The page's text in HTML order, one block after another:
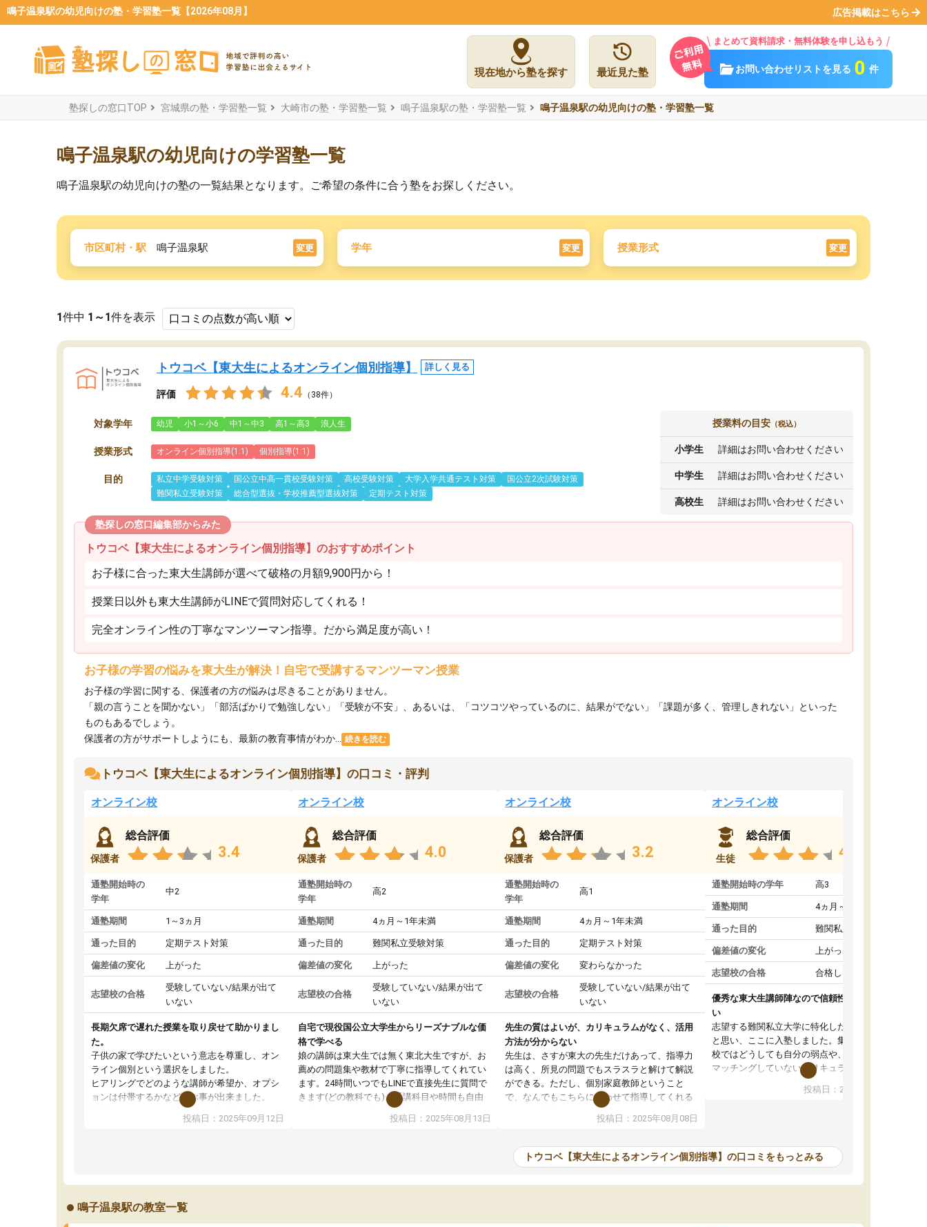
鳴子温泉駅の幼児向けの塾・学習塾一覧【2026年08月】 広告掲載はこちら
現在地から塾を探す 最近見た塾
まとめて資料請求・無料体験を申し込もう
お問い合わせリストを見る 0 件
塾探しの窓口TOP 宮城県の塾・学習塾一覧 大崎市の塾・学習塾一覧 鳴子温泉駅の塾・学習塾一覧 鳴子温泉駅の幼児向けの塾・学習塾一覧
鳴子温泉駅の幼児向けの学習塾一覧
鳴子温泉駅の幼児向けの塾の一覧結果となります。ご希望の条件に合う塾をお探しください。
市区町村・駅 鳴子温泉駅 変更 学年 変更 授業形式 変更
1件中 1～1件を表示
トウコベ【東大生によるオンライン個別指導】 詳しく見る
評価 4.4 （38件）
対象学年 幼児 小1～小6 中1～中3 高1～高3 浪人生
授業形式 オンライン個別指導(1:1) 個別指導(1:1)
目的 私立中学受験対策 国公立中高一貫校受験対策 高校受験対策 大学入学共通テスト対策
国公立2次試験対策
難関私立受験対策
総合型選抜・学校推薦型選抜対策 定期テスト対策
授業料の目安 （税込）
小学生 詳細はお問い合わせください
中学生 詳細はお問い合わせください
高校生 詳細はお問い合わせください
塾探しの窓口編集部からみた
トウコベ【東大生によるオンライン個別指導】のおすすめポイント
お子様に合った東大生講師が選べて破格の月額9,900円から！
授業日以外も東大生講師がLINEで質問対応してくれる！
完全オンライン性の丁寧なマンツーマン指導。だから満足度が高い！
お子様の学習の悩みを東大生が解決！自宅で受講するマンツーマン授業
お子様の学習に関する、保護者の方の悩みは尽きることがありません。
「親の言うことを聞かない」「部活ばかりで勉強しない」「受験が不安」、あるいは、「コツコツやっているのに、結果がでない」「課題が多く、管理しきれない」といった
ものもあるでしょう。
保護者の方がサポートしようにも、最新の教育事情がわか...
続きを読む
トウコベ【東大生によるオンライン個別指導】の口コミ・評判
オンライン校
保護者
総合評価
3.4
通塾開始時の
学年
中2
通塾期間 1～3ヵ月
通った目的 定期テスト対策
偏差値の変化 上がった
志望校の合格
受験していない/結果が出て
いない
長期欠席で遅れた授業を取り戻せて助かりまし
た。
子供の家で学びたいという意志を尊重し、オン
ライン個別という選択をしました。
ヒアリングでどのような講師が希望か、オプシ
ョンは付帯するかなど選ぶ事が出来ました。
講師とのマッチング後講師との初回ミーティン
グを行い、その講師で良いか他の講師を希望す
オンラインツールを使用した単語帳の共有があ
り宿題もそちらで出される形でした。
投稿日：2025年09月12日
オンライン校
保護者
総合評価
4.0
通塾開始時の
学年
高2
通塾期間 4ヵ月～1年未満
通った目的 難関私立受験対策
偏差値の変化 上がった
志望校の合格
受験していない/結果が出て
いない
自宅で現役国公立大学生からリーズナブルな価
格で学べる
娘の講師は東大生では無く東北大生ですが、お
薦めの問題集や教材で丁寧に指導してくれてい
ます。24時間いつでもLINEで直接先生に質問で
きます(どの教科でも)。受講科目や時間も自由
に決めれるので、個人に合った勉強ができると
思います。カリキュラム相談みたいなのがあり
ます。講師も合わなければチェンジできます
投稿日：2025年08月13日
オンライン校
保護者
総合評価
3.2
通塾開始時の
学年
高1
通塾期間 4ヵ月～1年未満
通った目的 定期テスト対策
偏差値の変化 変わらなかった
志望校の合格
受験していない/結果が出て
いない
先生の質はよいが、カリキュラムがなく、活用
方法が分からない
先生は、さすが東大の先生だけあって、指導力
は高く、所見の問題でもスラスラと解けて解説
ができる。ただし、個別家庭教師ということ
で、なんでもこちらに合わせて指導してくれる
のだが、具体的なカリキュラムがない。当方
は、授業の先取り学習をするため、学校の教科
いただいたが、1時間の時間を使って進められる
範囲は限られており、それであれば自学自習で
なく、上手い活用の仕方が分からず辞めること
投稿日：2025年08月08日
オンライン校
生徒
総合評価
4.4
通塾開始時の学年 高3
通塾期間 4ヵ月～1年未満
通った目的 難関私立受験対策
偏差値の変化 上がった
志望校の合格 合格した
優秀な東大生講師陣なので信頼性や安心感が高
い
志望する難関私立大学に特化した準備をしたい
と思い、ここに入塾しました。集団指導の予備
校ではどうしても自分の弱点や、志望校対策に
マッチングしていないカリキュラムに不安を感
また受験のノウハウを蓄積している優秀な東大
ツーマン指導によって、自分の志望校にふさわ
しいオリジナルのカリキュラムを提案してくれ
投稿日：2024年02月19日
トウコベ【東大生によるオンライン個別指導】の口コミをもっとみる
鳴子温泉駅の教室一覧